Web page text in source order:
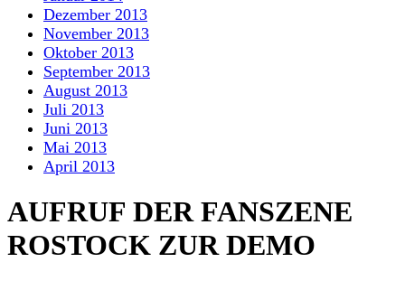
Dezember 2013
November 2013
Oktober 2013
September 2013
August 2013
Juli 2013
Juni 2013
Mai 2013
April 2013
AUFRUF DER FANSZENE
ROSTOCK ZUR DEMO